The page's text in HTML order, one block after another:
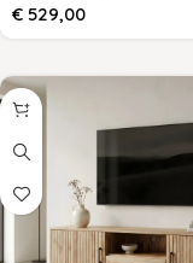
€ 529,00